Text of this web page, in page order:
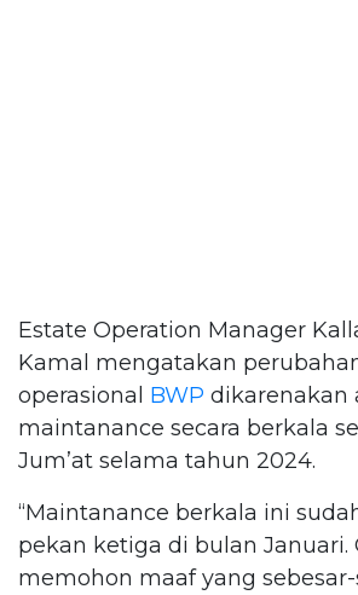
Estate Operation Manager
Kamal mengatakan
operasional BWP dikarenakan
maintanance secara berkala
Jum’at selama tahun 2024.
“Maintanance berkala ini
pekan ketiga di bulan Januari.
memohon maaf yang